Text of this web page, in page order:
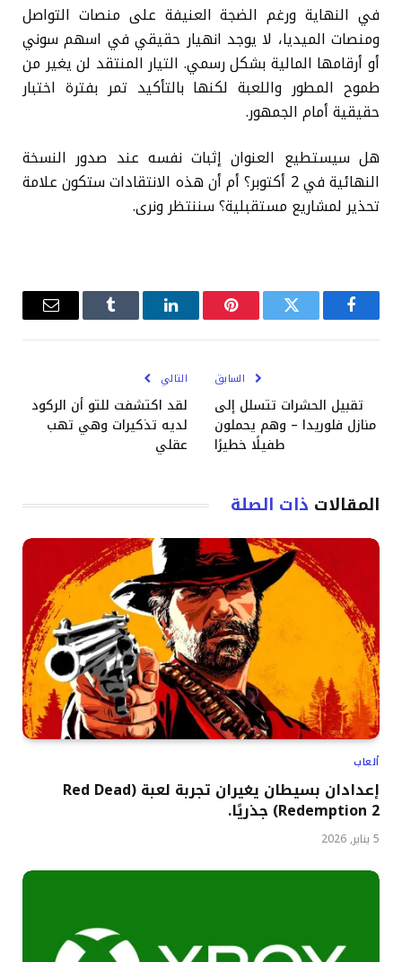
في النهاية ورغم الضجة العنيفة على منصات التواصل
ومنصات الميديا، لا يوجد انهيار حقيقي في اسهم سوني
أو أرقامها المالية بشكل رسمي. التيار المنتقد لن يغير من
طموح المطور واللعبة لكنها بالتأكيد تمر بفترة اختبار
حقيقية أمام الجمهور.
هل سيستطيع العنوان إثبات نفسه عند صدور النسخة
النهائية في 2 أكتوبر؟ أم أن هذه الانتقادات ستكون علامة
تحذير لمشاريع مستقبلية؟ سننتظر ونرى.
فيسبوكتويتر بينتيريستلينكدإن Tumblrالبريد
السابق
تقبيل الحشرات تتسلل إلى
منازل فلوريدا – وهم يحملون
طفيلًا خطيرًا
التالي
لقد اكتشفت للتو أن الركود
لديه تذكيرات وهي تهب
عقلي
المقالات ذات الصلة
ألعاب
إعدادان بسيطان يغيران تجربة لعبة (Red Dead
Redemption 2) جذريًا.
5 يناير, 2026